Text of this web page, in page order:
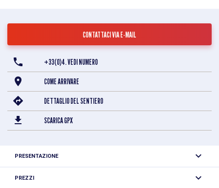
CONTATTACI VIA E-MAIL
+33(0)4. VEDI NUMERO
COME ARRIVARE
DETTAGLIO DEL SENTIERO
SCARICA GPX
PRESENTAZIONE
Dal parcheggio di Prarion-Les Chavants, seguire le
PREZZI